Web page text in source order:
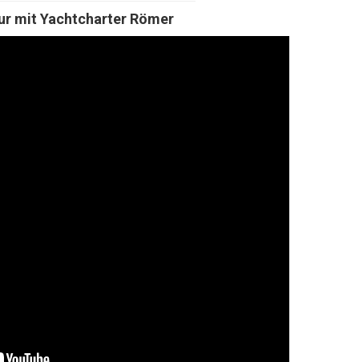
mit Yachtcharter Römer